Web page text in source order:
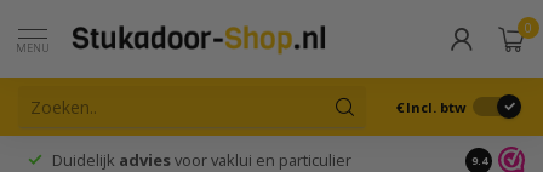
MENU
0
€ Incl. btw
Duidelijk adviesvoor vaklui en particulier 9.4